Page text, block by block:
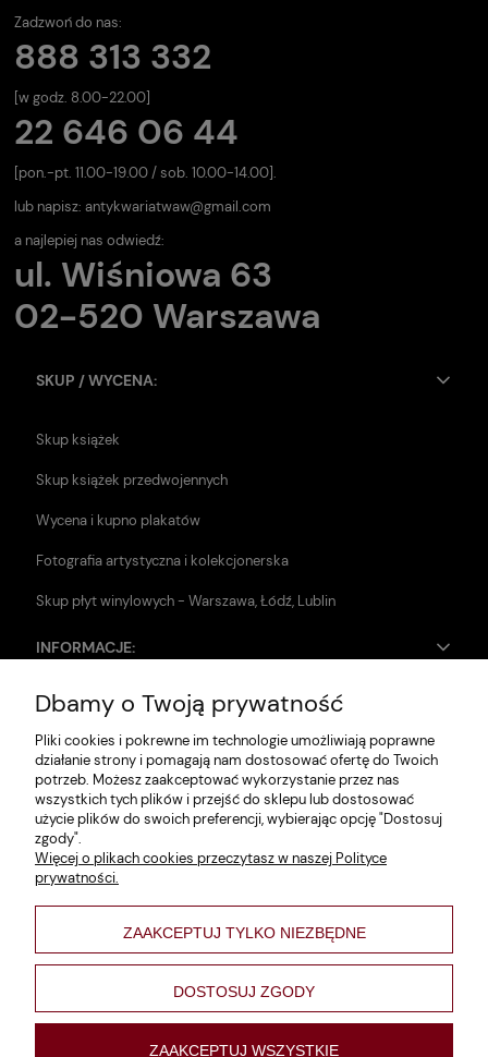
Zadzwoń do nas:
888 313 332
[w godz. 8.00-22.00]
22 646 06 44
[pon.-pt. 11.00-19.00 / sob. 10.00-14.00].
lub napisz: antykwariatwaw@gmail.com
a najlepiej nas odwiedź:
ul. Wiśniowa 63
02-520 Warszawa
SKUP / WYCENA:
Skup książek
Skup książek przedwojennych
Wycena i kupno plakatów
Fotografia artystyczna i kolekcjonerska
Skup płyt winylowych - Warszawa, Łódź, Lublin
INFORMACJE:
Zwroty i reklamacje
Dane firmy
Jak szukać?
Polityka prywatności
Regulamin
Poltyka cookies
varsaviana
Nowości
Dbamy o Twoją prywatność
Pliki cookies i pokrewne im technologie umożliwiają poprawne
działanie strony i pomagają nam dostosować ofertę do Twoich
potrzeb. Możesz zaakceptować wykorzystanie przez nas
wszystkich tych plików i przejść do sklepu lub dostosować
użycie plików do swoich preferencji, wybierając opcję "Dostosuj
zgody".
Więcej o plikach cookies przeczytasz w naszej Polityce
prywatności.
ZAAKCEPTUJ TYLKO NIEZBĘDNE
DOSTOSUJ ZGODY
ZAAKCEPTUJ WSZYSTKIE